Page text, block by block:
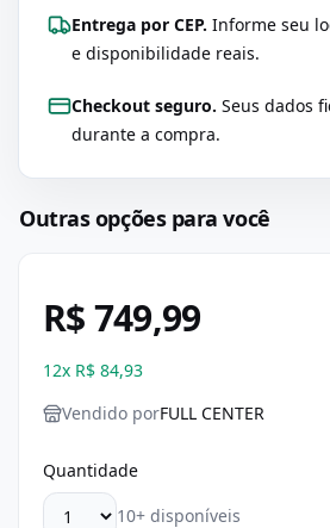
Entrega por CEP. Informe seu
e disponibilidade reais.
Checkout seguro. Seus dados
durante a compra.
Outras opções para você
R$ 749,99
12x R$ 84,93
Vendido porFULL CENTER
Quantidade
10+ disponíveis